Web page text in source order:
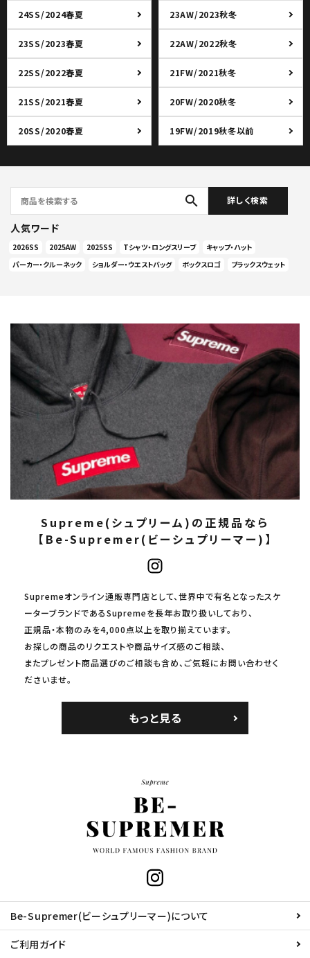
24SS/2024春夏 23AW/2023秋冬
23SS/2023春夏 22AW/2022秋冬
22SS/2022春夏 21FW/2021秋冬
21SS/2021春夏 20FW/2020秋冬
20SS/2020春夏 19FW/2019秋冬以前
search 詳しく検索
人気ワード
2026SS 2025AW 2025SS Tシャツ・ロングスリーブ
キャップ・ハット
パーカー・クルーネック
ショルダー・ウエストバッグ ボックスロゴ ブラックスウェット
Supreme(シュプリーム)の正規品なら
【Be-Supremer(ビーシュプリーマー)】
Supremeオンライン通販専門店として、世界中で有名となったスケ
ーターブランドであるSupremeを長年お取り扱いしており、
正規品・本物のみを4,000点以上を取り揃えています。
お探しの商品のリクエストや商品サイズ感のご相談、
またプレゼント商品選びのご相談も含め、ご気軽にお問い合わせく
ださいませ。
もっと見る
Be-Supremer(ビーシュプリーマー)について
ご利用ガイド